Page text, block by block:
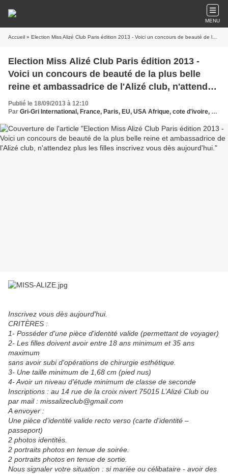
MENU
Accueil » Election Miss Alizé Club Paris édition 2013 - Voici un concours de beauté de la plus belle reine et ambassadrice de l'Alizé club, n'attendez plus les filles inscrivez vous dès aujourd'hui.
Election Miss Alizé Club Paris édition 2013 -
Voici un concours de beauté de la plus belle
reine et ambassadrice de l'Alizé club, n'attendez
plus les filles inscrivez vous dès aujourd'hui.
Publié le 18/09/2013 à 12:10
Par Gri-Gri International, France, Paris, EU, USA Afrique, cote d'ivoire, Yapobi, Guy Guy Lamour
Inscrivez vous dès aujourd'hui.
CRITÈRES :
1- Posséder d'une pièce d'identité valide (permettant de voyager)
2- Les filles doivent avoir entre 18 ans minimum et 35 ans
maximum
sans avoir subi d'opérations de chirurgie esthétique.
3- Une taille minimum de 1,68 cm (pied nus)
4- Avoir un niveau d'étude minimum de classe de seconde
Inscriptions : au 14 rue de la croix nivert 75015 L’Alizé Club ou
par mail : missalizeclub@gmail.com
A envoyer :
Une pièce d’identité valide recto verso (carte d'identité –
passeport)
2 photos identités.
2 portraits photos en tenue de soirée.
2 portraits photos en tenue de sortie.
Nous signaler votre situation : si mariée ou célibataire - avoir des